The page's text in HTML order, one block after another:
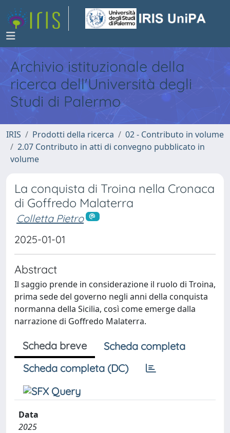
Archivio istituzionale della
ricerca dell'Università degli
Studi di Palermo
IRIS Prodotti della ricerca
02 - Contributo in volume
2.07 Contributo in atti di convegno pubblicato in
volume
La conquista di Troina nella Cronaca
di Goffredo Malaterra
Colletta Pietro
2025-01-01
Abstract
Il saggio prende in considerazione il ruolo di Troina,
prima sede del governo negli anni della conquista
normanna della Sicilia, così come emerge dalla
narrazione di Goffredo Malaterra.
Scheda breve
Scheda completa
Scheda completa (DC)
Data
2025